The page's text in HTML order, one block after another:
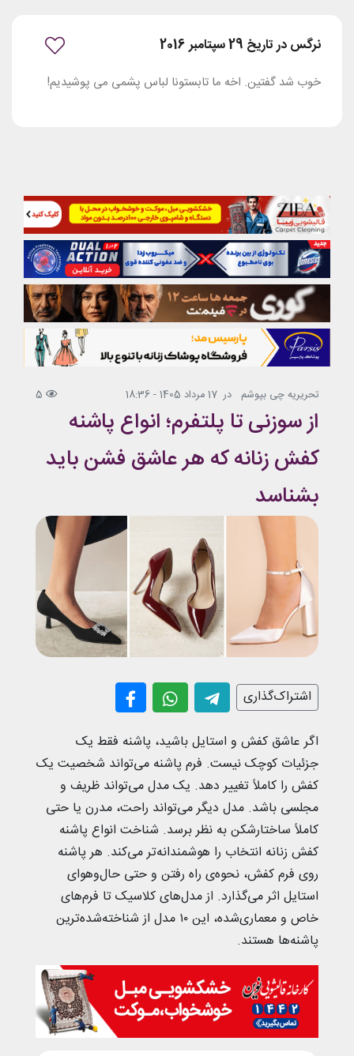
نرگس در تاریخ 29 سپتامبر 2016
خوب شد گفتین. اخه ما تابستونا لباس پشمی می پوشیدیم!